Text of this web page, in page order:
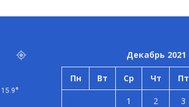
15.9°
Декабрь 2021
Пн Вт Ср Чт Пт
1 2 3